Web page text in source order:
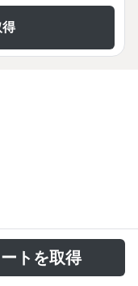
得
шоу
トを取得